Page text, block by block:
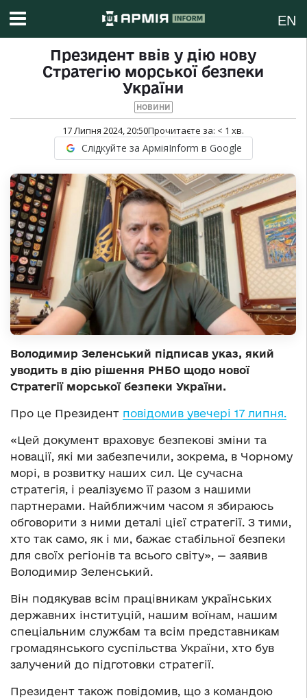
EN
Президент ввів у дію нову
Стратегію морської безпеки
України
НОВИНИ
17 Липня 2024, 20:50Прочитаєте за: < 1 хв.
Слідкуйте за АрміяInform в Google
Володимир Зеленський підписав указ, який
уводить в дію рішення РНБО щодо нової
Стратегії морської безпеки України.
Про це Президент повідомив увечері 17 липня.
«Цей документ враховує безпекові зміни та
новації, які ми забезпечили, зокрема, в Чорному
морі, в розвитку наших сил. Це сучасна
стратегія, і реалізуємо її разом з нашими
партнерами. Найближчим часом я збираюсь
обговорити з ними деталі цієї стратегії. З тими,
хто так само, як і ми, бажає стабільної безпеки
для своїх регіонів та всього світу», — заявив
Володимир Зеленський.
Він подякував всім працівникам українських
державних інституцій, нашим воїнам, нашим
спеціальним службам та всім представникам
громадянського суспільства України, хто був
залучений до підготовки стратегії.
Президент також повідомив, що з командою